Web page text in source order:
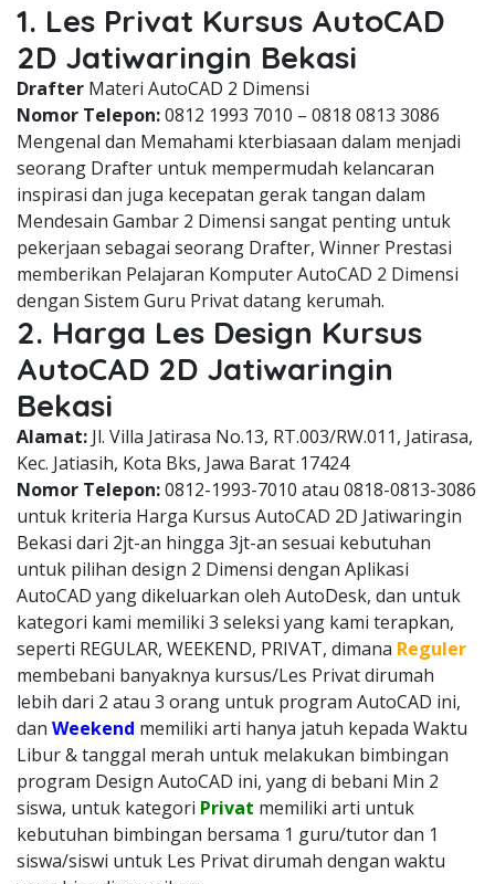
1. Les Privat Kursus AutoCAD
2D Jatiwaringin Bekasi
Drafter Materi AutoCAD 2 Dimensi
Nomor Telepon:0812 1993 7010 – 0818 0813 3086
Mengenal dan Memahami kterbiasaan dalam menjadi
seorang Drafter untuk mempermudah kelancaran
inspirasi dan juga kecepatan gerak tangan dalam
Mendesain Gambar 2 Dimensi sangat penting untuk
pekerjaan sebagai seorang Drafter, Winner Prestasi
memberikan Pelajaran Komputer AutoCAD 2 Dimensi
dengan Sistem Guru Privat datang kerumah.
2. Harga Les Design Kursus
AutoCAD 2D Jatiwaringin
Bekasi
Alamat: Jl. Villa Jatirasa No.13, RT.003/RW.011, Jatirasa,
Kec. Jatiasih, Kota Bks, Jawa Barat 17424
Nomor Telepon:0812-1993-7010 atau 0818-0813-3086
untuk kriteria Harga Kursus AutoCAD 2D Jatiwaringin
Bekasi dari 2jt-an hingga 3jt-an sesuai kebutuhan
untuk pilihan design 2 Dimensi dengan Aplikasi
AutoCAD yang dikeluarkan oleh AutoDesk, dan untuk
kategori kami memiliki 3 seleksi yang kami terapkan,
seperti REGULAR, WEEKEND, PRIVAT, dimana Reguler
membebani banyaknya kursus/Les Privat dirumah
lebih dari 2 atau 3 orang untuk program AutoCAD ini,
dan Weekend memiliki arti hanya jatuh kepada Waktu
Libur & tanggal merah untuk melakukan bimbingan
program Design AutoCAD ini, yang di bebani Min 2
siswa, untuk kategori Privat memiliki arti untuk
kebutuhan bimbingan bersama 1 guru/tutor dan 1
siswa/siswi untuk Les Privat dirumah dengan waktu